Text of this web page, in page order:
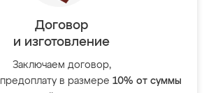
Договор
и изготовление
Заключаем договор,
в размере 10% от суммы